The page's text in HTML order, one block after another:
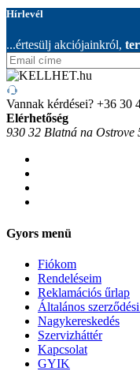
Hírlevél
...értesülj akciójainkról,
Vannak kérdései? +36 30
Elérhetőség
930 32 Blatná na Ostrove
Gyors menü
Fiókom
Rendeléseim
Reklamációs űrlap
Általános
Nagykereskedés
Szervizháttér
Kapcsolat
GYIK